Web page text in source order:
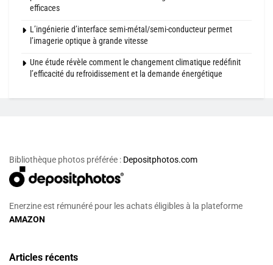
efficaces
L’ingénierie d’interface semi-métal/semi-conducteur permet
l’imagerie optique à grande vitesse
Une étude révèle comment le changement climatique redéfinit
l’efficacité du refroidissement et la demande énergétique
Bibliothèque photos préférée : Depositphotos.com
Enerzine est rémunéré pour les achats éligibles à la plateforme
AMAZON
Articles récents